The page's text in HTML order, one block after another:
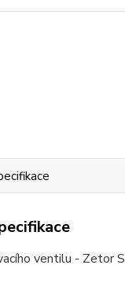
ventilu - Zetor